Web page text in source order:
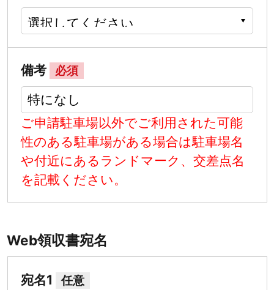
備考 必須
ご申請駐車場以外でご利用された可能
性のある駐車場がある場合は駐車場名
や付近にあるランドマーク、交差点名
を記載ください。
Web領収書宛名
宛名1 任意